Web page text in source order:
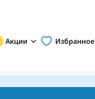
Акции Избранное